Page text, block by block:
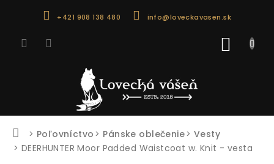
+421 908 138 480 info@loveckavasen.sk
Domov
Poľovníctvo Pánske oblečenie
Vesty
DEERHUNTER Moor Padded Waistcoat w. Knit - vesta